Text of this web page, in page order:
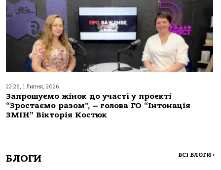
22:26, 1 Липня, 2026
Запрошуємо жінок до участі у проєкті
“Зростаємо разом”, – голова ГО “Інтонація
ЗМІН” Вікторія Костюк
БЛОГИ ВСІ БЛОГИ >